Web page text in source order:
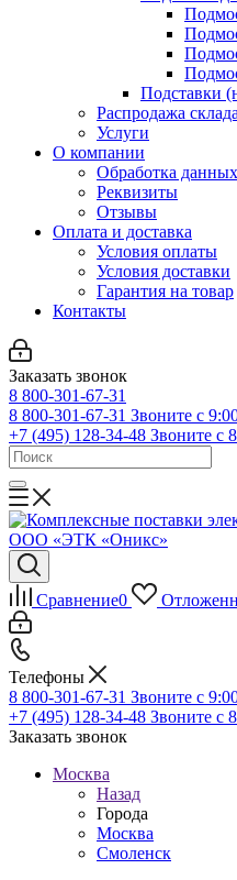
Подставки
Распродажа склада
Услуги
О компании
Обработка данных
Реквизиты
Отзывы
Оплата и доставка
Условия оплаты
Условия доставки
Гарантия на товар
Контакты
Заказать звонок
8 800-301-67-31
8 800-301-67-31 Звоните с
+7 (495) 128-34-48 Звоните с
Сравнение0
Телефоны
8 800-301-67-31 Звоните с
+7 (495) 128-34-48 Звоните с
Заказать звонок
Москва
Назад
Города
Москва
Смоленск